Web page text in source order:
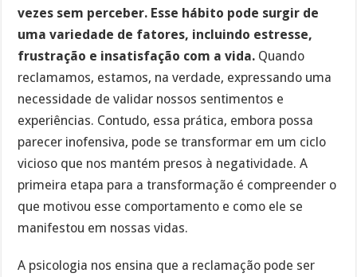
vezes sem perceber. Esse hábito pode surgir de
uma variedade de fatores, incluindo estresse,
frustração e insatisfação com a vida. Quando
reclamamos, estamos, na verdade, expressando uma
necessidade de validar nossos sentimentos e
experiências. Contudo, essa prática, embora possa
parecer inofensiva, pode se transformar em um ciclo
vicioso que nos mantém presos à negatividade. A
primeira etapa para a transformação é compreender o
que motivou esse comportamento e como ele se
manifestou em nossas vidas.
A psicologia nos ensina que a reclamação pode ser